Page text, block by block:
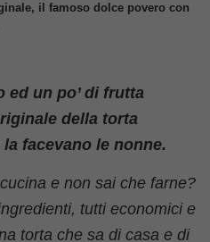
il famoso dolce povero con
ed un po’ di frutta
della torta
facevano le nonne.
e non sai che farne?
tutti economici e
torta che sa di casa e di